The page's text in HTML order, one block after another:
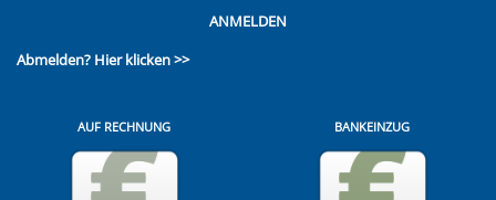
ANMELDEN
Abmelden? Hier klicken >>
AUF RECHNUNG BANKEINZUG